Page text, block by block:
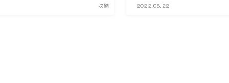
収納 2022.08.22